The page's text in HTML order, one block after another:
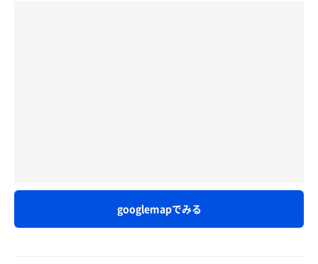
水風呂（17度？）
外気浴
そよそよ吹く風が気持ちいい。
サウナを終えて迎えに行ったら、漫画は3巻まで読み終え
テレビを見ながら過ごす。
待望の水風呂である。
googlemapでみる